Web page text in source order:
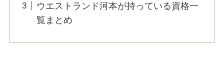
ウエストランド河本が持っている資格一
覧まとめ